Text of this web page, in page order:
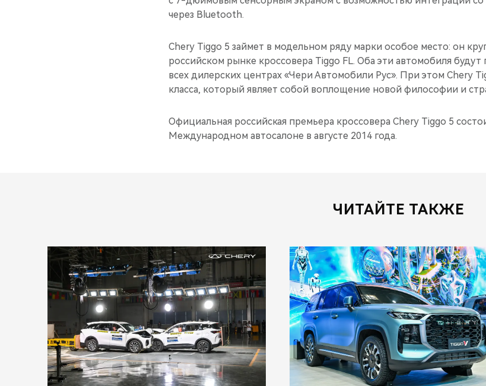
через Bluetooth.
Chery Tiggo 5 займет в модельном ряду марки особое место: он
российском рынке кроссовера Tiggo FL. Оба эти автомобиля будут
всех дилерских центрах «Чери Автомобили Рус». При этом Chery
класса, который являет собой воплощение новой философии и
Официальная российская премьера кроссовера Chery Tiggo 5
Международном автосалоне в августе 2014 года.
ЧИТАЙТЕ ТАКЖЕ